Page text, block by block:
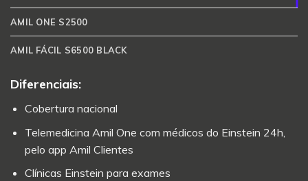
AMIL ONE S2500
AMIL FÁCIL S6500 BLACK
Diferenciais:
Cobertura nacional
Telemedicina Amil One com médicos do Einstein 24h,
pelo app Amil Clientes
Clínicas Einstein para exames